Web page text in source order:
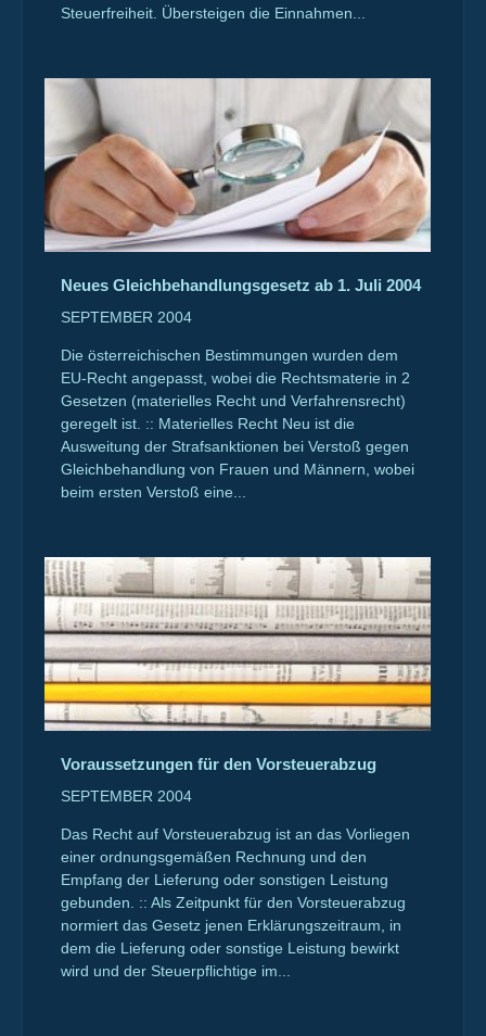
Steuerfreiheit. Übersteigen die Einnahmen...
Neues Gleichbehandlungsgesetz ab 1. Juli 2004
SEPTEMBER 2004
Die österreichischen Bestimmungen wurden dem
EU-Recht angepasst, wobei die Rechtsmaterie in 2
Gesetzen (materielles Recht und Verfahrensrecht)
geregelt ist. :: Materielles Recht Neu ist die
Ausweitung der Strafsanktionen bei Verstoß gegen
Gleichbehandlung von Frauen und Männern, wobei
beim ersten Verstoß eine...
Voraussetzungen für den Vorsteuerabzug
SEPTEMBER 2004
Das Recht auf Vorsteuerabzug ist an das Vorliegen
einer ordnungsgemäßen Rechnung und den
Empfang der Lieferung oder sonstigen Leistung
gebunden. :: Als Zeitpunkt für den Vorsteuerabzug
normiert das Gesetz jenen Erklärungszeitraum, in
dem die Lieferung oder sonstige Leistung bewirkt
wird und der Steuerpflichtige im...